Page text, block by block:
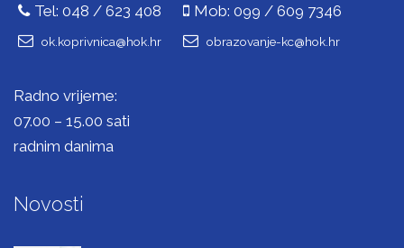
Tel: 048 / 623 408
Mob: 099 / 609 7346
ok.koprivnica@hok.hr obrazovanje-kc@hok.hr
Radno vrijeme:
07.00 – 15.00 sati
radnim danima
Novosti